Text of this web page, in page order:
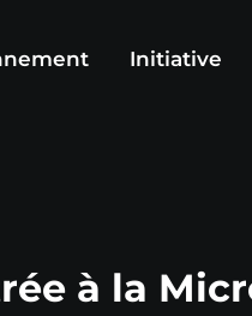
Initiative
à la